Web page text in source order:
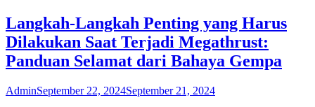
Langkah-Langkah Penting yang Harus
Dilakukan Saat Terjadi Megathrust:
Panduan Selamat dari Bahaya Gempa
AdminSeptember 22, 2024September 21, 2024